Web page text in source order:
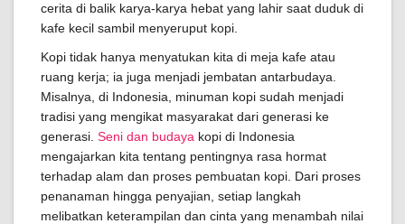
cerita di balik karya-karya hebat yang lahir saat duduk di
kafe kecil sambil menyeruput kopi.
Kopi tidak hanya menyatukan kita di meja kafe atau
ruang kerja; ia juga menjadi jembatan antarbudaya.
Misalnya, di Indonesia, minuman kopi sudah menjadi
tradisi yang mengikat masyarakat dari generasi ke
generasi. Seni dan budaya kopi di Indonesia
mengajarkan kita tentang pentingnya rasa hormat
terhadap alam dan proses pembuatan kopi. Dari proses
penanaman hingga penyajian, setiap langkah
melibatkan keterampilan dan cinta yang menambah nilai